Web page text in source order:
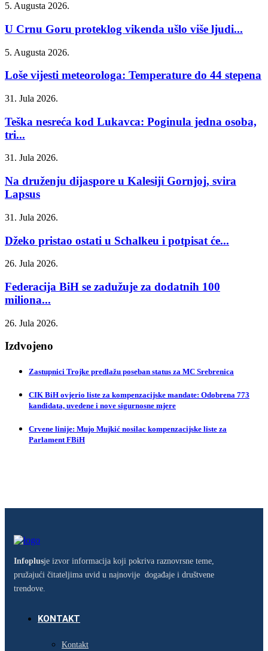
5. Augusta 2026.
U Crnu Goru proteklog vikenda ušlo više ljudi...
5. Augusta 2026.
Loše vijesti meteorologa: Temperature do 44 stepena
31. Jula 2026.
Teška nesreća kod Lukavca: Poginula jedna osoba,
tri...
31. Jula 2026.
Na druženju dijaspore u Kalesiji Gornjoj, svira
Lapsus
31. Jula 2026.
Džeko pristao ostati u Schalkeu i potpisat će...
26. Jula 2026.
Federacija BiH se zadužuje za dodatnih 100
miliona...
26. Jula 2026.
Izdvojeno
Zastupnici Trojke predlažu poseban status za MC Srebrenica
CIK BiH ovjerio liste za kompenzacijske mandate: Odobrena 773
kandidata, uvedene i nove sigurnosne mjere
Crvene linije: Mujo Mujkić nosilac kompenzacijske liste za
Parlament FBiH
Infoplusje izvor informacija koji pokriva raznovrsne teme,
pružajući čitateljima uvid u najnovije događaje i društvene
trendove.
KONTAKT
Kontakt